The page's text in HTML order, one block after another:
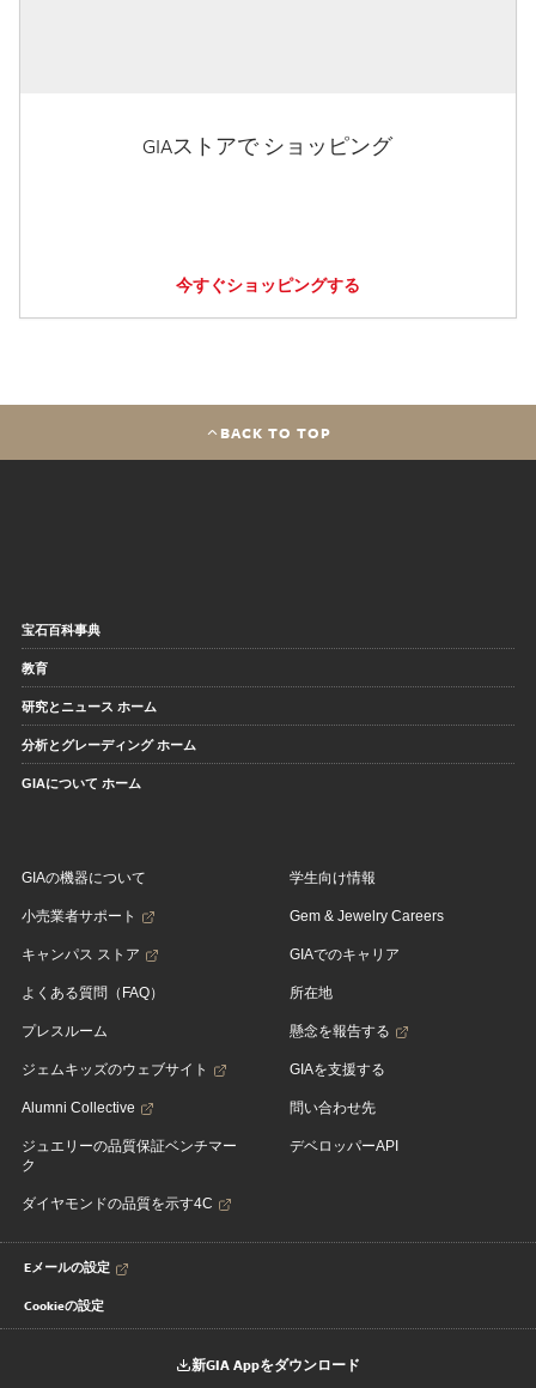
GIAストアで ショッピング
今すぐショッピングする
BACK TO TOP
宝石百科事典
教育
研究とニュース ホーム
分析とグレーディング ホーム
GIAについて ホーム
GIAの機器について
小売業者サポート
キャンパス ストア
よくある質問（FAQ）
プレスルーム
ジェムキッズのウェブサイト
Alumni Collective
ジュエリーの品質保証ベンチマー
ク
ダイヤモンドの品質を示す4C
学生向け情報
Gem & Jewelry Careers
GIAでのキャリア
所在地
懸念を報告する
GIAを支援する
問い合わせ先
デベロッパーAPI
Eメールの設定
Cookieの設定
新GIA Appをダウンロード